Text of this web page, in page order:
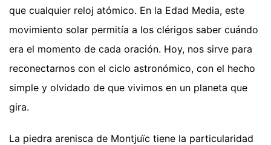
que cualquier reloj atómico. En la Edad Media, este
movimiento solar permitía a los clérigos saber cuándo
era el momento de cada oración. Hoy, nos sirve para
reconectarnos con el ciclo astronómico, con el hecho
simple y olvidado de que vivimos en un planeta que
gira.
La piedra arenisca de Montjuïc tiene la particularidad